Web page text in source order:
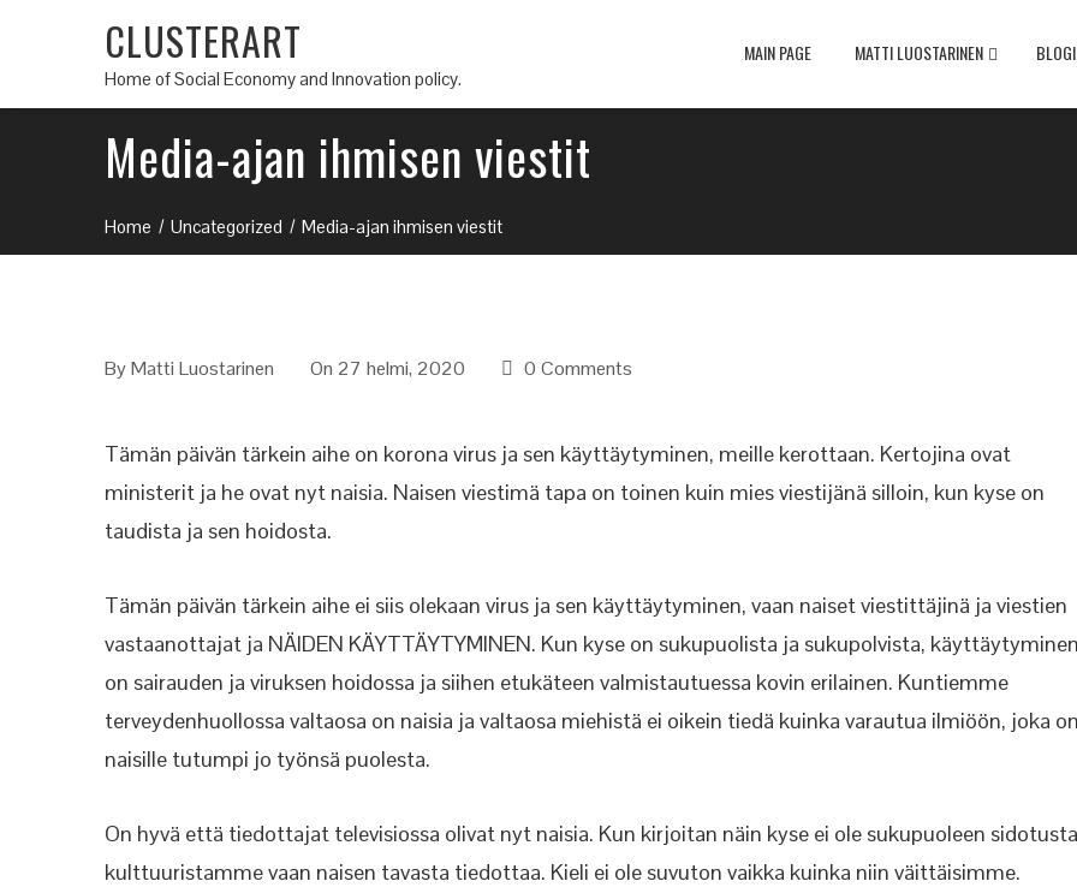
CLUSTERART
Home of Social Economy and Innovation policy.
MAIN PAGE MATTI LUOSTARINEN BLOGI
Media-ajan ihmisen viestit
Home Uncategorized Media-ajan ihmisen viestit
ByMatti Luostarinen On 27 helmi, 2020 0 Comments
Tämän päivän tärkein aihe on korona virus ja sen käyttäytyminen, meille kerottaan. Kertojina ovat
ministerit ja he ovat nyt naisia. Naisen viestimä tapa on toinen kuin mies viestijänä silloin, kun kyse on
taudista ja sen hoidosta.
Tämän päivän tärkein aihe ei siis olekaan virus ja sen käyttäytyminen, vaan naiset viestittäjinä ja viestien
vastaanottajat ja NÄIDEN KÄYTTÄYTYMINEN. Kun kyse on sukupuolista ja sukupolvista,
on sairauden ja viruksen hoidossa ja siihen etukäteen valmistautuessa kovin erilainen. Kuntiemme
terveydenhuollossa valtaosa on naisia ja valtaosa miehistä ei oikein tiedä kuinka varautua ilmiöön, joka
naisille tutumpi jo työnsä puolesta.
On hyvä että tiedottajat televisiossa olivat nyt naisia. Kun kirjoitan näin kyse ei ole sukupuoleen sidotusta
kulttuuristamme vaan naisen tavasta tiedottaa. Kieli ei ole suvuton vaikka kuinka niin väittäisimme.